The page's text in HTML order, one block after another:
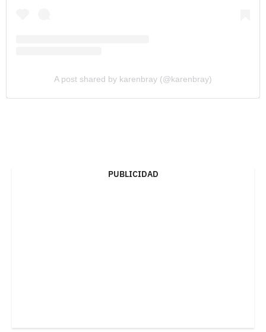
A post shared by karenbray (@karenbray)
PUBLICIDAD